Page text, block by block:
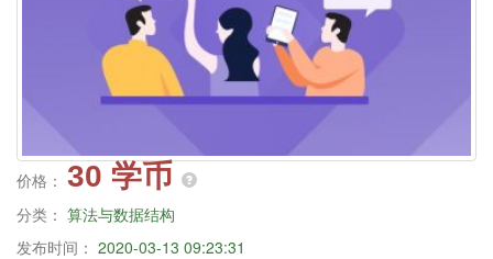
价格： 30 学币
分类： 算法与数据结构
发布时间： 2020-03-13 09:23:31